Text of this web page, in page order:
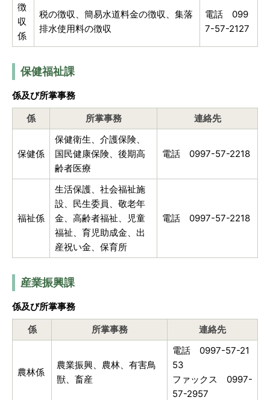
徴
収
係
税の徴収、簡易水道料金の徴収、集落
排水使用料の徴収
電話 099
7-57-2127
保健福祉課
係及び所掌事務
係
所掌事務 連絡先
保健係
保健衛生、介護保険、
国民健康保険、後期高
齢者医療
電話 0997-57-2218
福祉係
生活保護、社会福祉施
設、民生委員、敬老年
金、高齢者福祉、児童
福祉、育児助成金、出
産祝い金、保育所
電話 0997-57-2218
産業振興課
係及び所掌事務
係
所掌事務 連絡先
農林係
農業振興、農林、有害鳥
獣、畜産
電話 0997-57-21
53
ファックス 0997-
57-2957